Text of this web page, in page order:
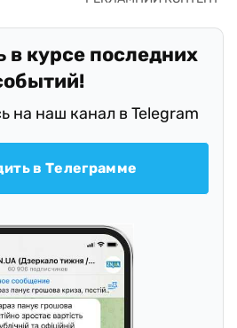
в курсе последних
на наш канал в Telegram
в Телеграмме